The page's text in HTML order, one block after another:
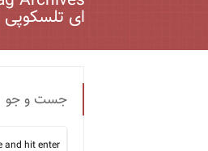
ای تلسکوپی
جست و جو